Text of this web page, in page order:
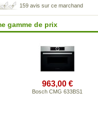
159 avis sur ce marchand
gamme de prix
963,00 €
Bosch CMG 633BS1